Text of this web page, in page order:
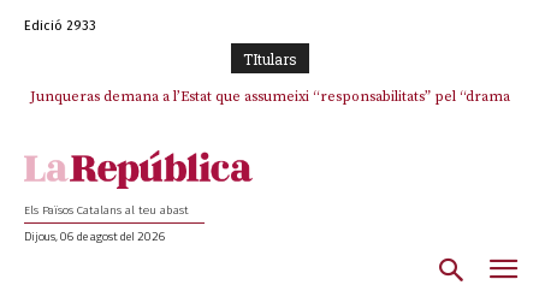
Edició 2933
TItulars
Junqueras demana a l’Estat que assumeixi “responsabilitats” pel “drama
L’abandonament de les seleccions catalanes per part de la UFEC
Els Països Catalans al teu abast
Dijous, 06 de agost del 2026